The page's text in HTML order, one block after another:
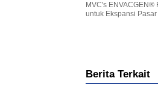
MVC's
untuk Ekspansi
Berita Terkait